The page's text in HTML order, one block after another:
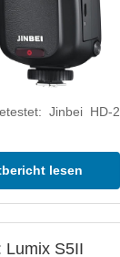
Jinbei HD-2
lesen
Lumix S5II